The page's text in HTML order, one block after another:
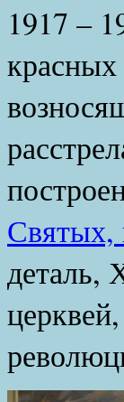
1917 –
Святых,
деталь,
церквей,